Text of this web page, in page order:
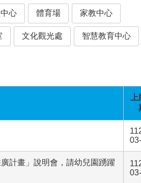
心 體育場 家教中心
文化觀光處 智慧教育中心
計畫」說明會，請幼兒園踴躍